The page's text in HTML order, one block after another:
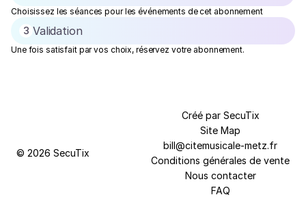
Choisissez les séances pour les événements de cet abonnement
3 Validation
Une fois satisfait par vos choix, réservez votre abonnement.
© 2026 SecuTix
Créé par SecuTix
Site Map
bill@citemusicale-metz.fr
Conditions générales de vente
Nous contacter
FAQ